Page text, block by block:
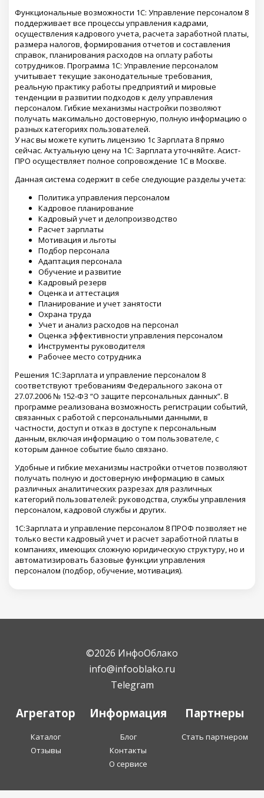
Функциональные возможности 1С: Управление персоналом 8
поддерживает все процессы управления кадрами,
осуществления кадрового учета, расчета заработной платы,
размера налогов, формирования отчетов и составления
справок, планирования расходов на оплату работы
сотрудников. Программа 1С: Управление персоналом
учитывает текущие законодательные требования,
реальную практику работы предприятий и мировые
тенденции в развитии подходов к делу управления
персоналом. Гибкие механизмы настройки позволяют
получать максимально достоверную, полную информацию о
разных категориях пользователей.
У нас вы можете купить лицензию 1с Зарплата 8 прямо
сейчас. Актуальную цену на 1С: Зарплата уточняйте. Асист-
ПРО осуществляет полное сопровождение 1С в Москве.
Данная система содержит в себе следующие разделы учета:
Политика управления персоналом
Кадровое планирование
Кадровый учет и делопроизводство
Расчет зарплаты
Мотивация и льготы
Подбор персонала
Адаптация персонала
Обучение и развитие
Кадровый резерв
Оценка и аттестация
Планирование и учет занятости
Охрана труда
Учет и анализ расходов на персонал
Оценка эффективности управления персоналом
Инструменты руководителя
Рабочее место сотрудника
Решения 1С:Зарплата и управление персоналом 8
соответствуют требованиям Федерального закона от
27.07.2006 № 152-ФЗ “О защите персональных данных”. В
программе реализована возможность регистрации событий,
связанных с работой с персональными данными, в
частности, доступ и отказ в доступе к персональным
данным, включая информацию о том пользователе, с
которым данное событие было связано.
Удобные и гибкие механизмы настройки отчетов позволяют
получать полную и достоверную информацию в самых
различных аналитических разрезах для различных
категорий пользователей: руководства, службы управления
персоналом, кадровой службы и других.
1С:Зарплата и управление персоналом 8 ПРОФ позволяет не
только вести кадровый учет и расчет заработной платы в
компаниях, имеющих сложную юридическую структуру, но и
автоматизировать базовые функции управления
персоналом (подбор, обучение, мотивация).
Агрегатор
Каталог
Отзывы
Информация
Блог
Контакты
О сервисе
Партнеры
Стать партнером
©2026 ИнфоОблако
info@infooblako.ru
Telegram